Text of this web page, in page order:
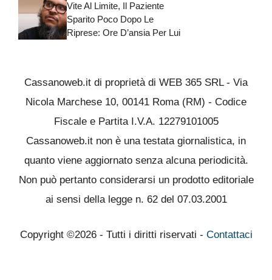
Vite Al Limite, Il Paziente
Sparito Poco Dopo Le
Riprese: Ore D’ansia Per Lui
Cassanoweb.it di proprietà di WEB 365 SRL - Via
Nicola Marchese 10, 00141 Roma (RM) - Codice
Fiscale e Partita I.V.A. 12279101005
Cassanoweb.it non è una testata giornalistica, in
quanto viene aggiornato senza alcuna periodicità.
Non può pertanto considerarsi un prodotto editoriale
ai sensi della legge n. 62 del 07.03.2001
Copyright ©2026 - Tutti i diritti riservati - Contattaci